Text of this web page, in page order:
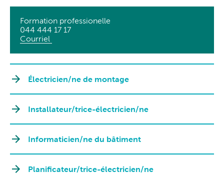
Formation professionelle
044 444 17 17
Courriel
Électricien/ne de montage
Installateur/trice-électricien/ne
Informaticien/ne du bâtiment
Planificateur/trice-électricien/ne